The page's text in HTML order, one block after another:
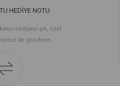
HEDİYE NOTU
hediyeyi şık, özel
ile gönderin.